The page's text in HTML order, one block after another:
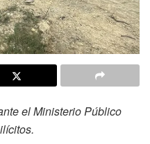
el Ministerio Público